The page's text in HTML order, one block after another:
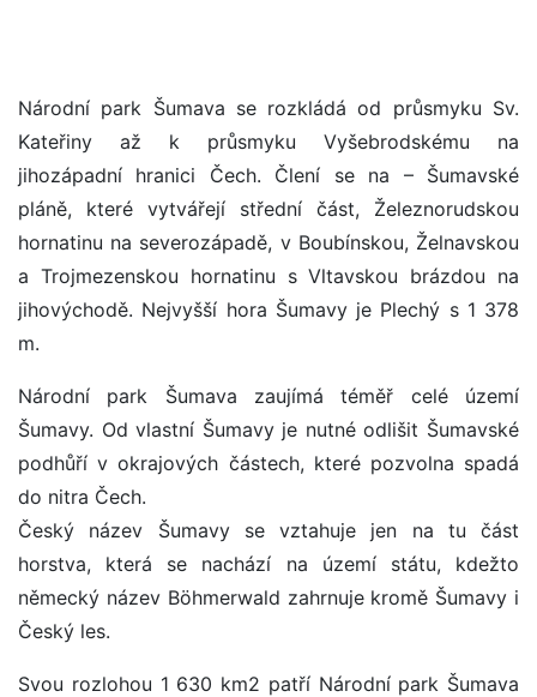
Národní park Šumava se rozkládá od průsmyku Sv.
Kateřiny až k průsmyku Vyšebrodskému na
jihozápadní hranici Čech. Člení se na – Šumavské
pláně, které vytvářejí střední část, Železnorudskou
hornatinu na severozápadě, v Boubínskou, Želnavskou
a Trojmezenskou hornatinu s Vltavskou brázdou na
jihovýchodě. Nejvyšší hora Šumavy je Plechý s 1 378
m.
Národní park Šumava zaujímá téměř celé území
Šumavy. Od vlastní Šumavy je nutné odlišit Šumavské
podhůří v okrajových částech, které pozvolna spadá
do nitra Čech.
Český název Šumavy se vztahuje jen na tu část
horstva, která se nachází na území státu, kdežto
německý název Böhmerwald zahrnuje kromě Šumavy i
Český les.
Svou rozlohou 1 630 km2 patří Národní park Šumava